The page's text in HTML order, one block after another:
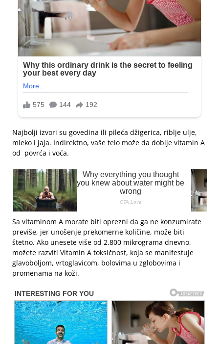
Najbolji izvori su govedina ili pileća džigerica, riblje ulje,
mleko i jaja. Indirektno, vaše telo može da dobije vitamin A
od povrća i voća.
Sa vitaminom A morate biti oprezni da ga ne konzumirate
previše, jer unošenje prekomerne količine, može biti
štetno. Ako unesete više od 2.800 mikrograma dnevno,
možete razviti Vitamin A toksičnost, koja se manifestuje
glavoboljom, vrtoglavicom, bolovima u zglobovima i
promenama na koži.